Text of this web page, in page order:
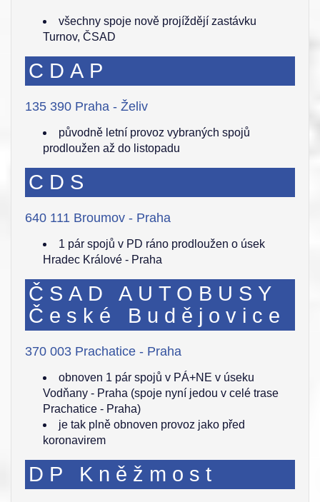
všechny spoje nově projíždějí zastávku
Turnov, ČSAD
CDAP
135 390 Praha - Želiv
původně letní provoz vybraných spojů
prodloužen až do listopadu
CDS
640 111 Broumov - Praha
1 pár spojů v PD ráno prodloužen o úsek
Hradec Králové - Praha
ČSAD AUTOBUSY
České Budějovice
370 003 Prachatice - Praha
obnoven 1 pár spojů v PÁ+NE v úseku
Vodňany - Praha (spoje nyní jedou v celé trase
Prachatice - Praha)
je tak plně obnoven provoz jako před
koronavirem
DP Kněžmost